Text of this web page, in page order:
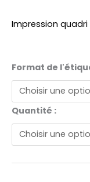
Impression
Format de
Quantité :
quantité
de
Etiquette
bouteille
d'eau